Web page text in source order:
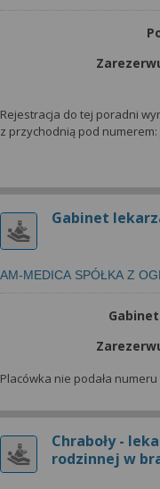
Rejestracja do tej poradni
z przychodnią pod numerem:
Gabinet
AM-MEDICA SPÓŁKA Z
Placówka nie podała
Chraboły -
rodzinnej w